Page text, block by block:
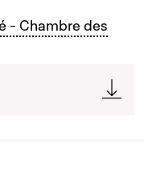
- Chambre des